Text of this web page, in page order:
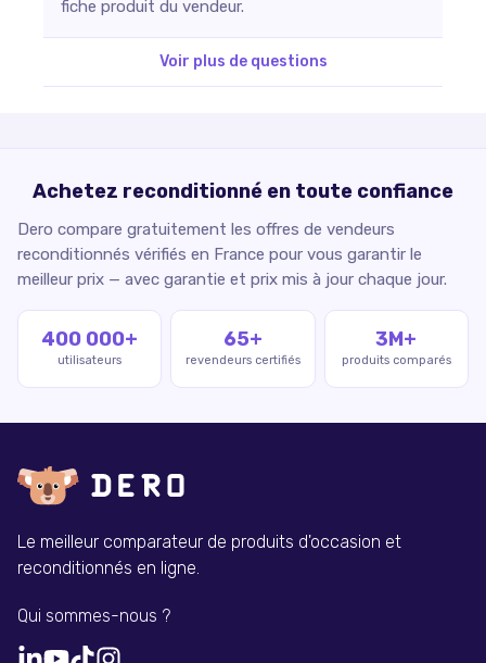
fiche produit du vendeur.
Voir plus de questions
Achetez reconditionné en toute confiance
Dero compare gratuitement les offres de vendeurs
reconditionnés vérifiés en France pour vous garantir le
meilleur prix — avec garantie et prix mis à jour chaque jour.
400 000+
utilisateurs
65+
revendeurs certifiés
3M+
produits comparés
Le meilleur comparateur de produits d'occasion et
reconditionnés en ligne.
Qui sommes-nous ?